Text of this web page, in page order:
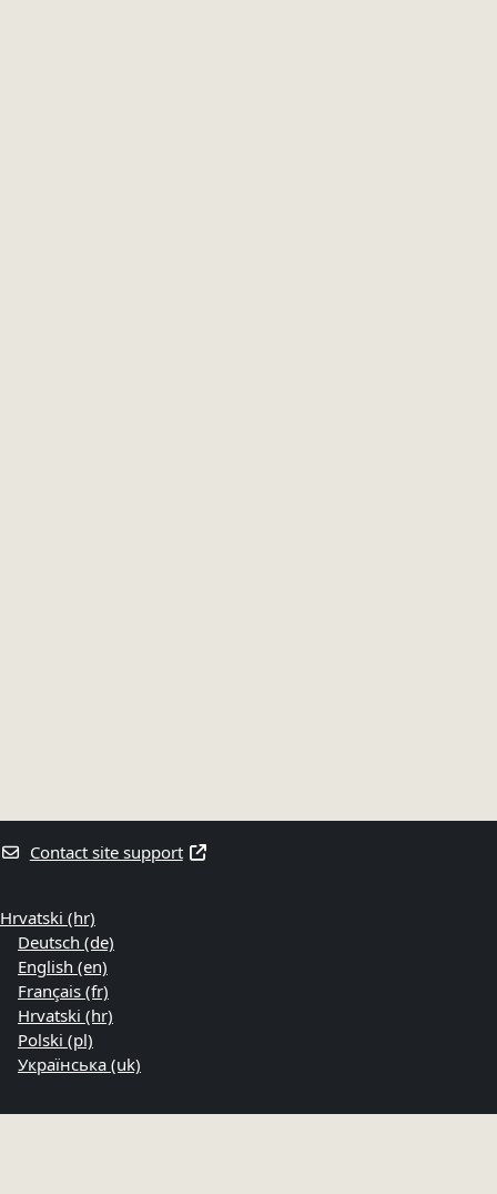
Contact site support
Hrvatski ‎(hr)‎
Deutsch ‎(de)‎
English ‎(en)‎
Français ‎(fr)‎
Hrvatski ‎(hr)‎
Polski ‎(pl)‎
Українська ‎(uk)‎